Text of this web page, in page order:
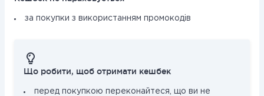
за покупки з використанням промокодів
Що робити, щоб отримати кешбек
перед покупкою переконайтеся, що ви не